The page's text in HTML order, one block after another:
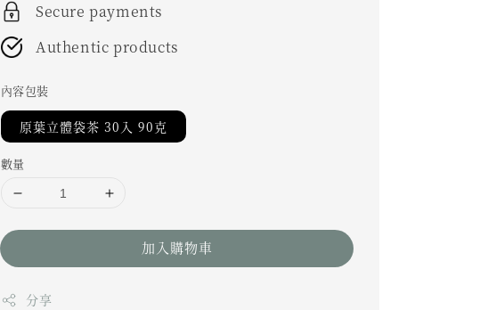
Secure payments
Authentic products
內容包裝
原葉立體袋茶 30入 90克
數量
加入購物車
分享